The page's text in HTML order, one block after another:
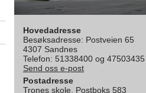
Hovedadresse
Besøksadresse: Postveien 65
4307 Sandnes
Telefon: 51338400 og 47503435
Send oss e-post
Postadresse
Trones skole, Postboks 583